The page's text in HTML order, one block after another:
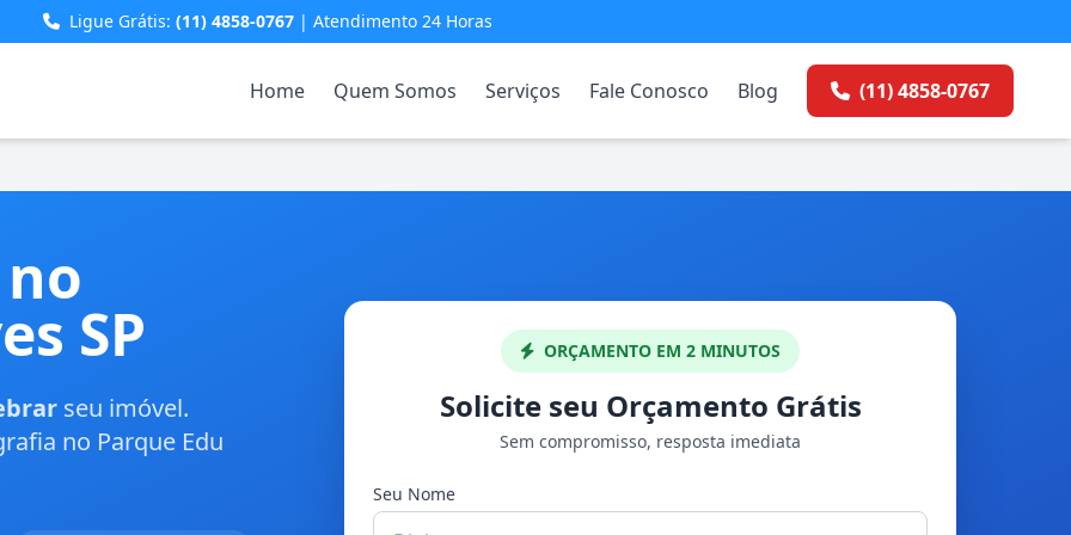
Ligue Grátis: (11) 4858-0767 | Atendimento 24 Horas
Home Quem Somos Serviços Fale Conosco Blog (11) 4858-0767
SP
seu imóvel.
no Parque Edu
ORÇAMENTO EM 2 MINUTOS
Solicite seu Orçamento Grátis
Sem compromisso, resposta imediata
Seu Nome